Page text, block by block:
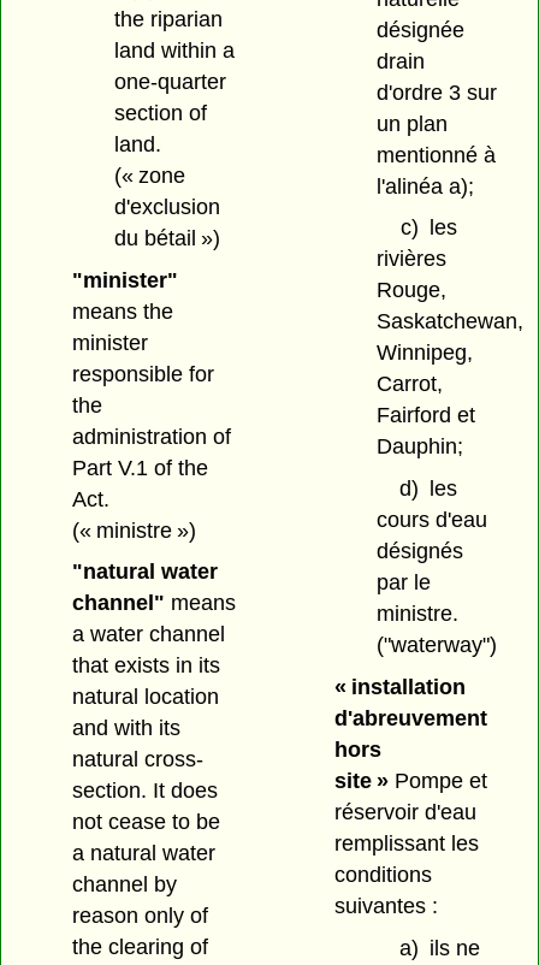
the riparian
land within a
one-quarter
section of
land.
(« zone
d'exclusion
du bétail »)
"minister"
means the
minister
responsible for
the
administration of
Part V.1 of the
Act.
(« ministre »)
"natural water
channel" means
a water channel
that exists in its
natural location
and with its
natural cross-
section. It does
not cease to be
a natural water
channel by
reason only of
the clearing of
désignée
drain
d'ordre 3 sur
un plan
mentionné à
l'alinéa a);
c)
les
rivières
Rouge,
Saskatchewan,
Winnipeg,
Carrot,
Fairford et
Dauphin;
d)
les
cours d'eau
désignés
par le
ministre.
("waterway")
« installation
d'abreuvement
hors
site »Pompe et
réservoir d'eau
remplissant les
conditions
suivantes :
a) ils ne